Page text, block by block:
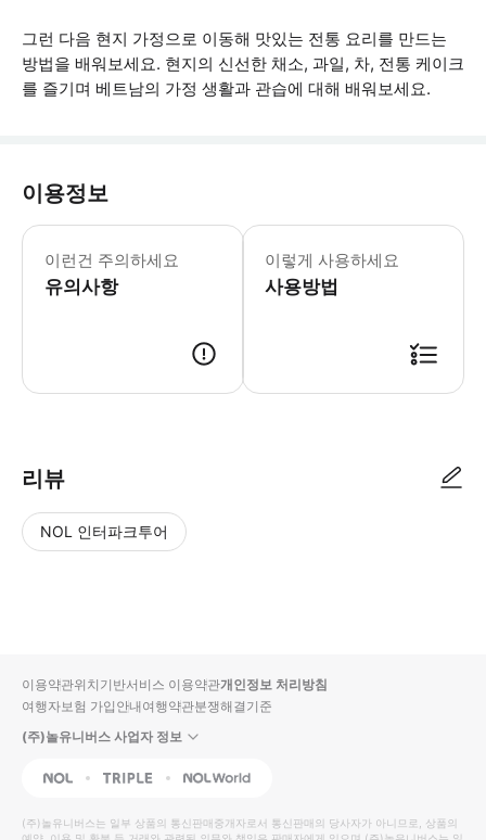
그런 다음 현지 가정으로 이동해 맛있는 전통 요리를 만드는
방법을 배워보세요. 현지의 신선한 채소, 과일, 차, 전통 케이크
를 즐기며 베트남의 가정 생활과 관습에 대해 배워보세요.
이용정보
이런건 주의하세요
유의사항
- 마을은 하노이 구시가지에서 18km
이렇게 사용하세요
사용방법
리뷰
NOL 인터파크투어
입니
다.
높
동
순
상
이용약관위치기반서비스 이용약관개인정보 처리방침
여행자보험 가입안내여행약관분쟁해결기준
(주)놀유니버스 사업자 정보
NOL Triple Interpark Global
(주)놀유니버스는 일부 상품의 통신판매중개자로서 통신판매의 당사자가 아니므로, 상품의